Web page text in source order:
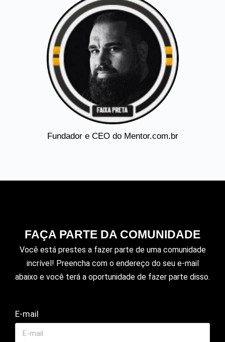
Fundador e CEO do Mentor.com.br
FAÇA PARTE DA COMUNIDADE
Você está prestes a fazer parte de uma comunidade
incrível! Preencha com o endereço do seu e-mail
abaixo e você terá a oportunidade de fazer parte disso.
E-mail